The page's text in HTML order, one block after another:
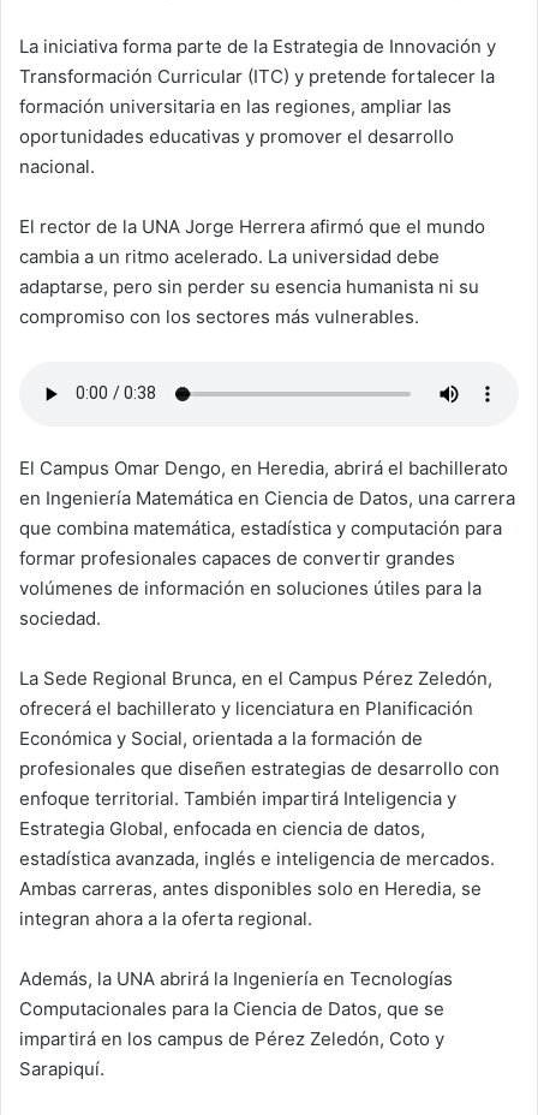
La iniciativa forma parte de la Estrategia de Innovación y
Transformación Curricular (ITC) y pretende fortalecer la
formación universitaria en las regiones, ampliar las
oportunidades educativas y promover el desarrollo
nacional.
El rector de la UNA Jorge Herrera afirmó que el mundo
cambia a un ritmo acelerado. La universidad debe
adaptarse, pero sin perder su esencia humanista ni su
compromiso con los sectores más vulnerables.
El Campus Omar Dengo, en Heredia, abrirá el bachillerato
en Ingeniería Matemática en Ciencia de Datos, una carrera
que combina matemática, estadística y computación para
formar profesionales capaces de convertir grandes
volúmenes de información en soluciones útiles para la
sociedad.
La Sede Regional Brunca, en el Campus Pérez Zeledón,
ofrecerá el bachillerato y licenciatura en Planificación
Económica y Social, orientada a la formación de
profesionales que diseñen estrategias de desarrollo con
enfoque territorial. También impartirá Inteligencia y
Estrategia Global, enfocada en ciencia de datos,
estadística avanzada, inglés e inteligencia de mercados.
Ambas carreras, antes disponibles solo en Heredia, se
integran ahora a la oferta regional.
Además, la UNA abrirá la Ingeniería en Tecnologías
Computacionales para la Ciencia de Datos, que se
impartirá en los campus de Pérez Zeledón, Coto y
Sarapiquí.